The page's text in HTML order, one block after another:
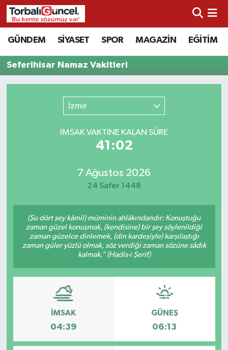
GÜNDEM SİYASET SPOR MAGAZİN EĞİTİM
Seferihisar Namaz Vakitleri
İzmir
İMSAK VAKTİNE KALAN SÜRE
41:02
7 Ağustos 2026
24 Safer 1448
(Şu dört şey kâmil) müminin ahlâkındandır: Konuştuğu
zaman güzel konuşmak, (kendisine) bir şey söylenildiği
zaman güzelce dinlemek, (din kardeşiyle) karşılaştığı
zaman güler yüzlü olmak, söz verdiği zaman sözüne sâdık
kalmak.” (Hadis-i Şerif)
İMSAK
04:39
GÜNEŞ
06:13
İzmir Nöbetçi Eczaneler
İzmir Hava Durumu
İzmir Trafik Yoğunluk Haritası
Süper Lig Puan Durumu ve Fikstür
Tüm Manşetler
Haber Arşivi